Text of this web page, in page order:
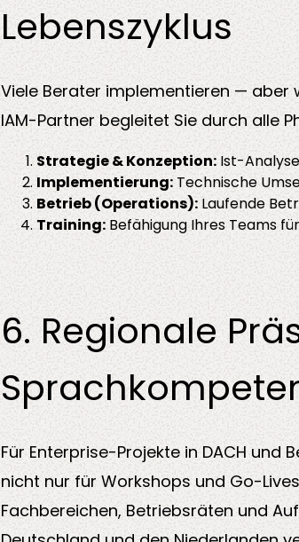
Lebenszyklus
Viele Berater implementieren — aber
IAM-Partner begleitet Sie durch alle
Strategie & Konzeption:Ist-
Implementierung:Technische
Betrieb (Operations):Laufende
Training:Befähigung Ihres Teams
6. Regionale
Für Enterprise-Projekte in DACH und
nicht nur für Workshops und Go-
Fachbereichen, Betriebsräten und